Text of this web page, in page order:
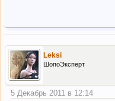
Leksi
ШопоЭксперт
5 Декабрь 2011 в 12:14